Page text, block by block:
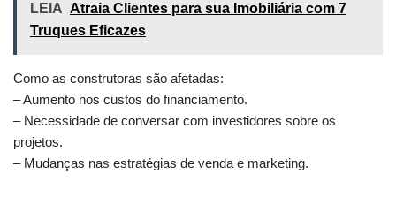
LEIA Atraia Clientes para sua Imobiliária com 7
Truques Eficazes
Como as construtoras são afetadas:
– Aumento nos custos do financiamento.
– Necessidade de conversar com investidores sobre os
projetos.
– Mudanças nas estratégias de venda e marketing.